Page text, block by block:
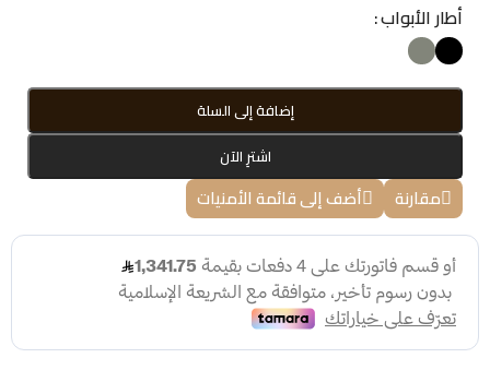
أطار الأبواب
إضافة إلى السلة
اشترِ الآن
مقارنة أضف إلى قائمة الأمنيات